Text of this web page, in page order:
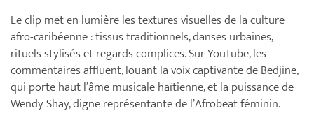
Le clip met en lumière les textures visuelles de la culture
afro-caribéenne : tissus traditionnels, danses urbaines,
rituels stylisés et regards complices. Sur YouTube, les
commentaires affluent, louant la voix captivante de Bedjine,
qui porte haut l’âme musicale haïtienne, et la puissance de
Wendy Shay, digne représentante de l’Afrobeat féminin.